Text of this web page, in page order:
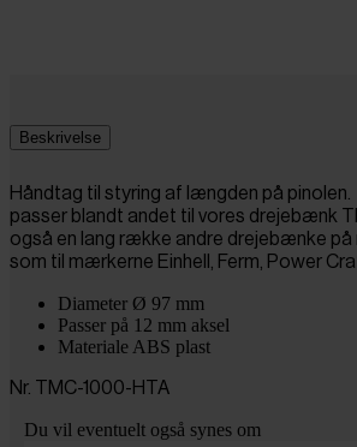
Beskrivelse
Håndtag til styring af længden på
passer blandt andet til vores drejebænk
også en lang række andre drejebænke på
som til mærkerne Einhell, Ferm, Power
Diameter Ø 97 mm
Passer på 12 mm aksel
Materiale ABS plast
Nr. TMC-1000-HTA
Du vil eventuelt også synes om